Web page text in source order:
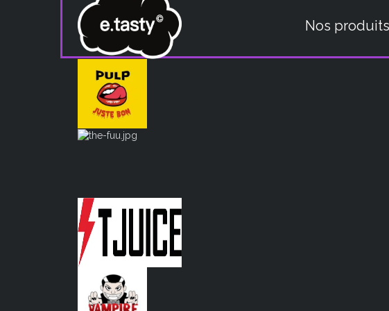
Nos